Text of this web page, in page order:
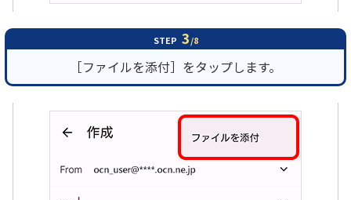
STEP 3/8
［ファイルを添付］をタップします。